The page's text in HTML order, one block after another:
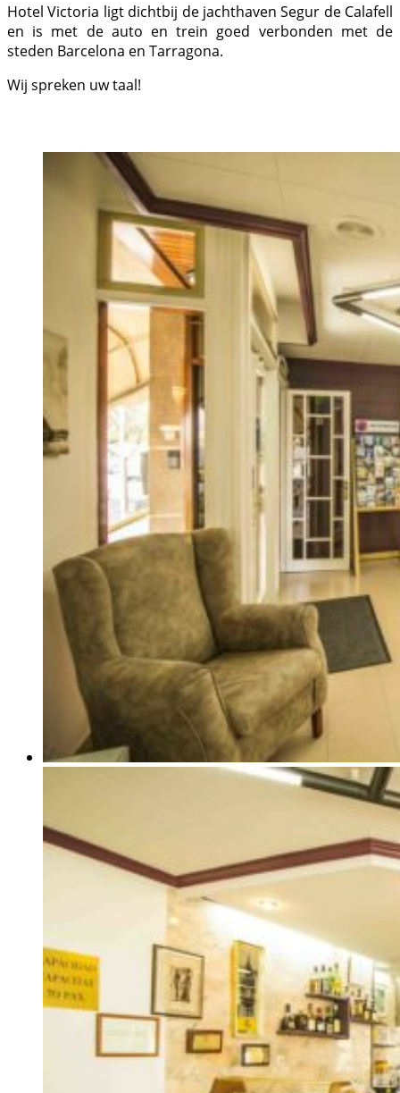
Hotel Victoria ligt dichtbij de jachthaven Segur de Calafell
en is met de auto en trein goed verbonden met de
steden Barcelona en Tarragona.
Wij spreken uw taal!